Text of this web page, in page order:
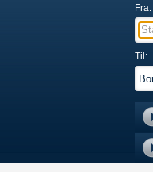
Fra:
Til: